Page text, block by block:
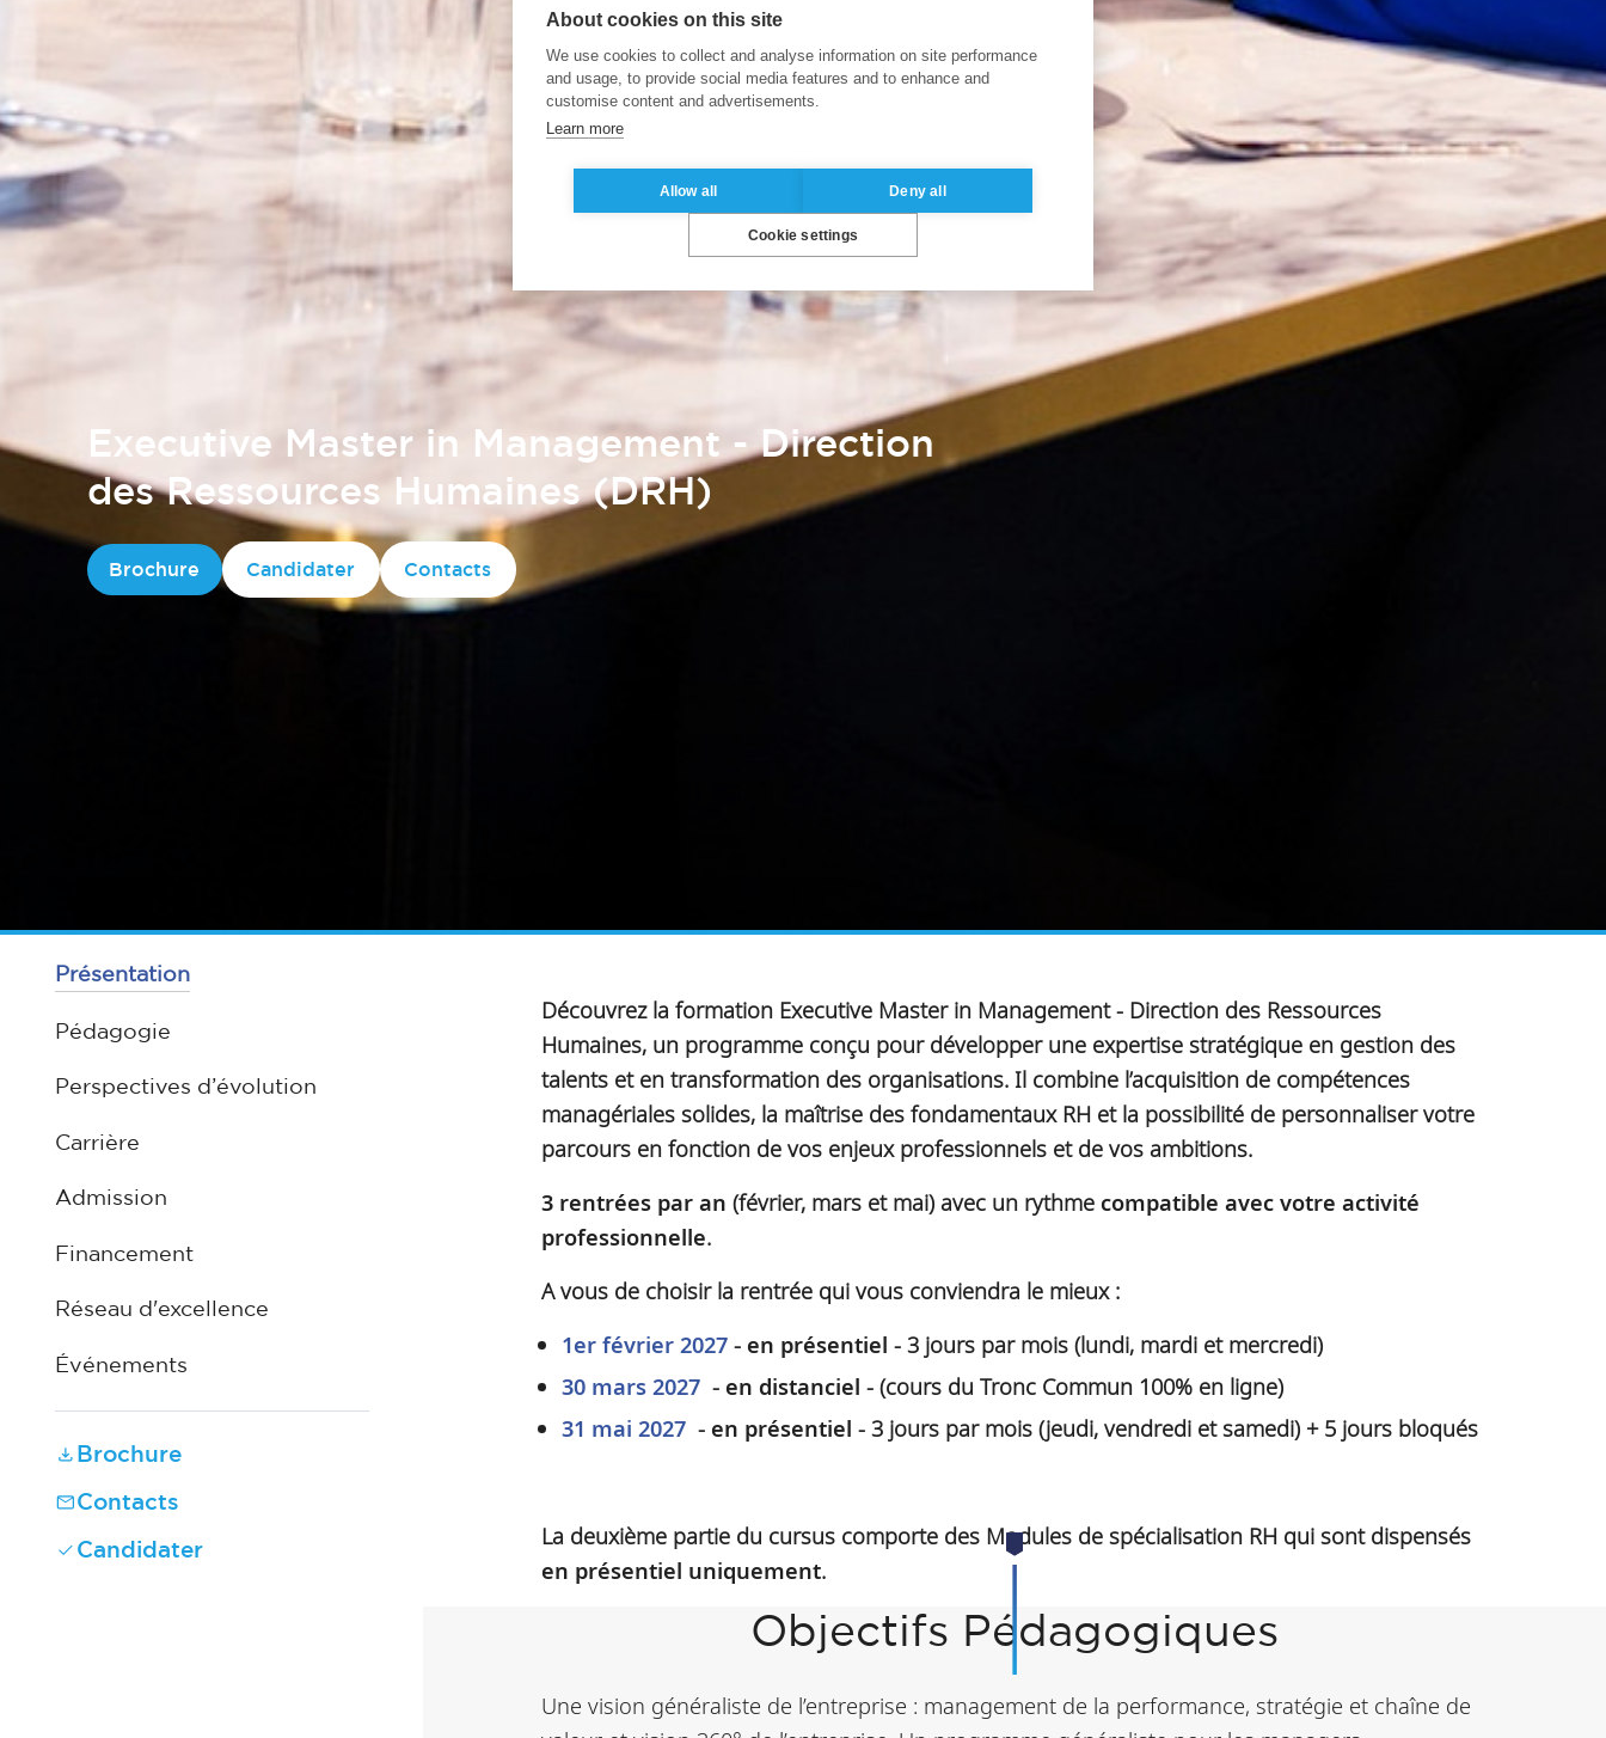
Executive Master in Management - Direction
des Ressources Humaines (DRH)
Brochure Candidater Contacts
Présentation
Pédagogie
Perspectives d’évolution
Carrière
Admission
Financement
Réseau d'excellence
Événements
Brochure
Contacts
Candidater
Découvrez la formation Executive Master in Management - Direction des Ressources
Humaines, un programme conçu pour développer une expertise stratégique en gestion des
talents et en transformation des organisations. Il combine l’acquisition de compétences
managériales solides, la maîtrise des fondamentaux RH et la possibilité de personnaliser votre
parcours en fonction de vos enjeux professionnels et de vos ambitions.
3 rentrées par an (février, mars et mai) avec un rythme compatible avec votre activité
professionnelle.
A vous de choisir la rentrée qui vous conviendra le mieux :
1er février 2027 - en présentiel- 3 jours par mois (lundi, mardi et mercredi)
30 mars 2027 - en distanciel - (cours du Tronc Commun 100% en ligne)
31 mai 2027 - en présentiel - 3 jours par mois (jeudi, vendredi et samedi) + 5 jours bloqués
La deuxième partie du cursus comporte des Modules de spécialisation RH qui sont dispensés
en présentiel uniquement.
Objectifs Pédagogiques
Une vision généraliste de l’entreprise : management de la performance, stratégie et chaîne de
About cookies on this site
We use cookies to collect and analyse information on site performance
and usage, to provide social media features and to enhance and
customise content and advertisements.
Learn more
Allow all Deny all
Cookie settings